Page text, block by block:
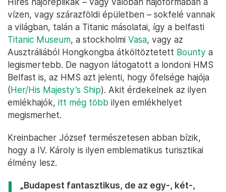
vízen, vagy szárazföldi épületben – sokfelé vannak
a világban, talán a Titanic másolatai, így a belfasti
Titanic Museum, a stockholmi Vasa, vagy az
Ausztráliából Hongkongba átköltöztetett Bounty a
legismertebb. De nagyon látogatott a londoni HMS
Belfast is, az HMS azt jelenti, hogy őfelsége hajója
(Her/His Majesty’s Ship). Akit érdekelnek az ilyen
emlékhajók, itt még több ilyen emlékhelyet
megismerhet.
Kreinbacher József természetesen abban bízik,
hogy a IV. Károly is ilyen emblematikus turisztikai
élmény lesz.
„Budapest fantasztikus, de az egy-, két-,